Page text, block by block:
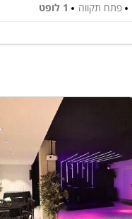
פתח תקווה 1 לופט